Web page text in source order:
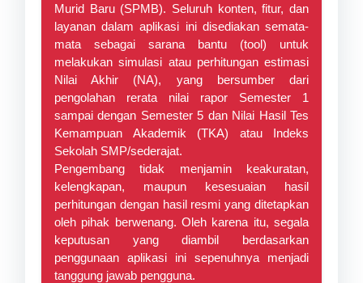
Murid Baru (SPMB). Seluruh konten, fitur, dan
layanan dalam aplikasi ini disediakan semata-
mata sebagai sarana bantu (tool) untuk
melakukan simulasi atau perhitungan estimasi
Nilai Akhir (NA), yang bersumber dari
pengolahan rerata nilai rapor Semester 1
sampai dengan Semester 5 dan Nilai Hasil Tes
Kemampuan Akademik (TKA) atau Indeks
Sekolah SMP/sederajat.
Pengembang tidak menjamin keakuratan,
kelengkapan, maupun kesesuaian hasil
perhitungan dengan hasil resmi yang ditetapkan
oleh pihak berwenang. Oleh karena itu, segala
keputusan yang diambil berdasarkan
penggunaan aplikasi ini sepenuhnya menjadi
tanggung jawab pengguna.